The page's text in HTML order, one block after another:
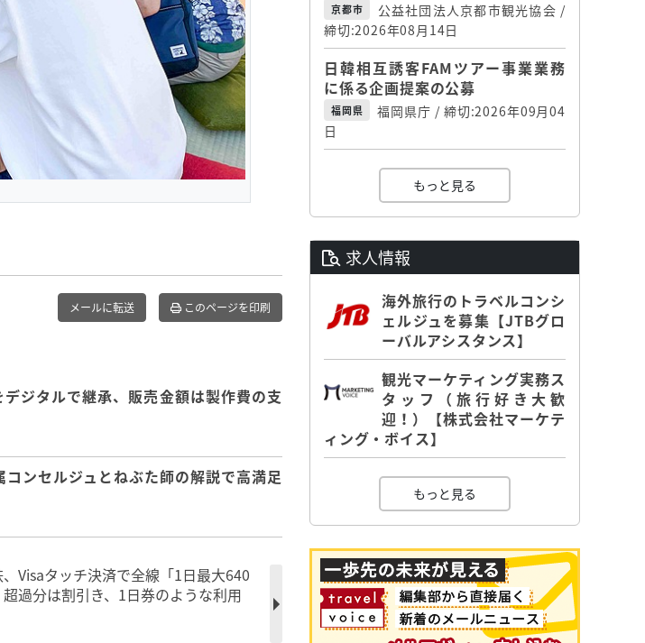
メールに転送 このページを印刷
ジタルで継承、販売金額は製作費の支
ンセルジュとねぶた師の解説で高満足
Visaタッチ決済で全線「1日最大640
過分は割引き、1日券のような利用
京都市
公益社団法人京都市観光協会 /
締切:2026年08月14日
日韓相互誘客FAMツアー事業業務
に係る企画提案の公募
福岡県
福岡県庁 / 締切:2026年09月04
日
もっと見る
求人情報
海外旅行のトラベルコンシ
ェルジュを募集【JTBグロ
ーバルアシスタンス】
観光マーケティング実務ス
タッフ（旅行好き大歓
迎！）【株式会社マーケテ
ィング・ボイス】
もっと見る